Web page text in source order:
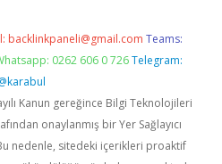
backlinkpaneli@gmail.com Teams:
0262 606 0 726 Telegram:
Kanun gereğince Bilgi Teknolojileri
onaylanmış bir Yer Sağlayıcı
nedenle, sitedeki içerikleri proaktif